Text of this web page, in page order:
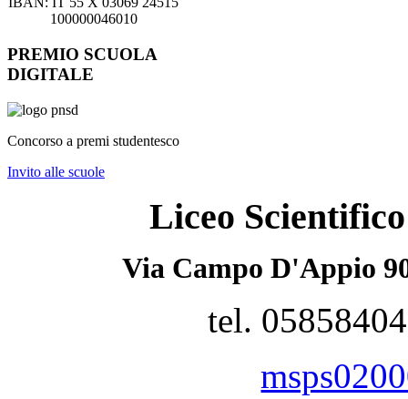
100000046010
PREMIO SCUOLA
DIGITALE
Concorso a premi studentesco
Invito alle scuole
Liceo
Via Campo D'Appio
tel.